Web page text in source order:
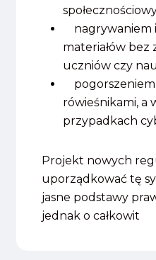
nagrywaniem
materiałów bez
uczniów czy
pogorszeniem
rówieśnikami, a
przypadkach
Projekt nowych
uporządkować tę
jasne podstawy
jednak o całkowit